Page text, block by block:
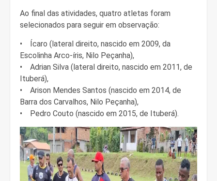
Ao final das atividades, quatro atletas foram
selecionados para seguir em observação:
• Ícaro (lateral direito, nascido em 2009, da
Escolinha Arco-íris, Nilo Peçanha),
• Adrian Silva (lateral direito, nascido em 2011, de
Ituberá),
• Arison Mendes Santos (nascido em 2014, de
Barra dos Carvalhos, Nilo Peçanha),
• Pedro Couto (nascido em 2015, de Ituberá).